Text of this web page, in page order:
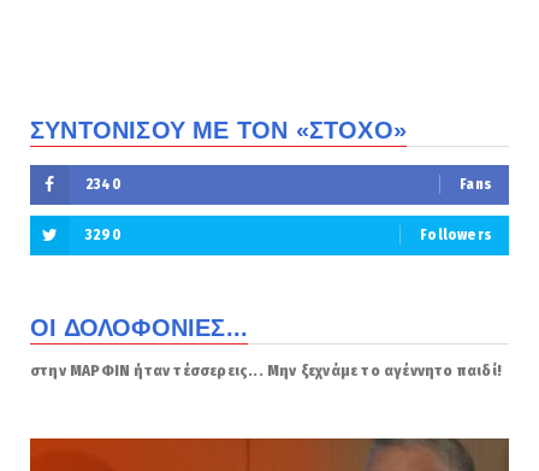
ΣΥΝΤΟΝΙΣΟΥ ΜΕ ΤΟΝ «ΣΤΟΧΟ»
2340 Fans
3290 Followers
ΟΙ ΔΟΛΟΦΟΝΙΕΣ...
στην ΜΑΡΦΙΝ ήταν τέσσερεις... Μην ξεχνάμε το αγέννητο παιδί!